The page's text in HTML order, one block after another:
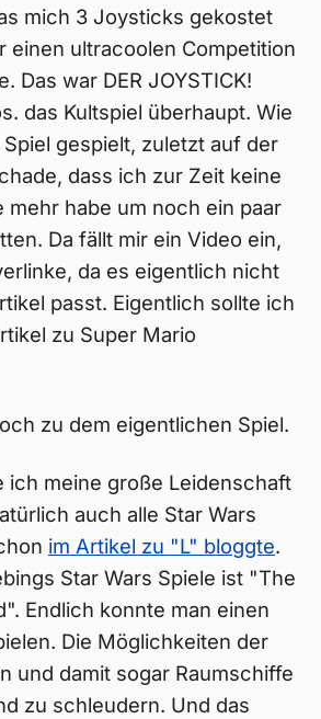
mich 3 Joysticks gekostet
einen ultracoolen Competition
Das war DER JOYSTICK!
das Kultspiel überhaupt. Wie
gespielt, zuletzt auf der
dass ich zur Zeit keine
mehr habe um noch ein paar
Da fällt mir ein Video ein,
da es eigentlich nicht
passt. Eigentlich sollte ich
zu Super Mario
zu dem eigentlichen Spiel.
ich meine große Leidenschaft
auch alle Star Wars
im Artikel zu "L" bloggte.
Star Wars Spiele ist "The
Endlich konnte man einen
Die Möglichkeiten der
und damit sogar Raumschiffe
zu schleudern. Und das